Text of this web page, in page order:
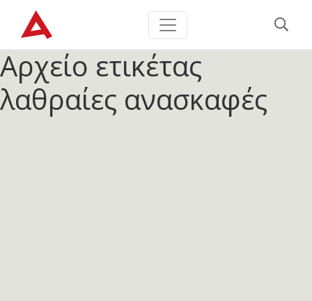
Αρχείο ετικέτας
λαθραίες ανασκαφές